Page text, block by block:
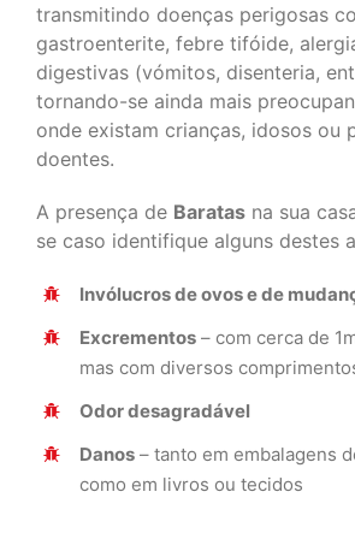
transmitindo doenças perigosas
gastroenterite, febre tifóide,
digestivas (vómitos, disenteria,
tornando-se ainda mais
onde existam crianças, idosos ou
doentes.
A presença de Baratas na sua
se caso identifique alguns destes
Invólucros de ovos e de
Excrementos – com cerca de
mas com diversos
Odor desagradável
Danos – tanto em embalagens
como em livros ou tecidos